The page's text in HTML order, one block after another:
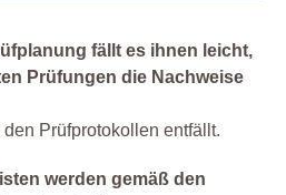
fällt es ihnen leicht,
Prüfungen die Nachweise
Prüfprotokollen entfällt.
werden gemäß den